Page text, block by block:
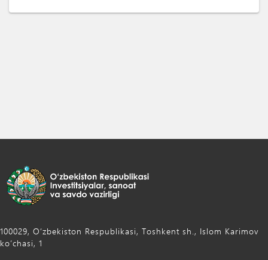
100029, Oʻzbekiston Respublikasi, Toshkent sh., Islom Karimov
ko‘chasi, 1